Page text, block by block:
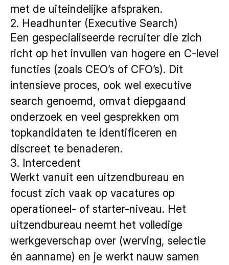
met de uiteindelijke afspraken.
2. Headhunter (Executive Search)
Een gespecialiseerde recruiter die zich
richt op het invullen van hogere en C-level
functies (zoals CEO’s of CFO’s). Dit
intensieve proces, ook wel executive
search genoemd, omvat diepgaand
onderzoek en veel gesprekken om
topkandidaten te identificeren en
discreet te benaderen.
3. Intercedent
Werkt vanuit een uitzendbureau en
focust zich vaak op vacatures op
operationeel- of starter-niveau. Het
uitzendbureau neemt het volledige
werkgeverschap over (werving, selectie
én aanname) en je werkt nauw samen